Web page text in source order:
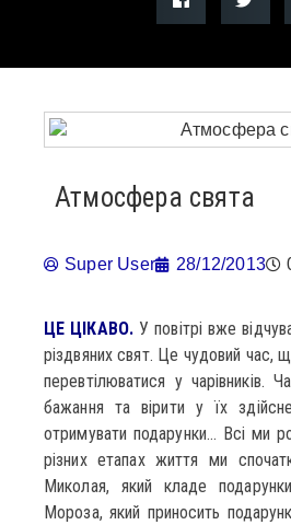
Атмосфера свята
Super User 28/12/2013
ЦЕ ЦІКАВО.У повітрі вже
різдвяних свят. Це чудовий час,
перевтілюватися у чарівників.
бажання та вірити у їх
отримувати подарунки… Всі ми
різних етапах життя ми
Миколая, який кладе
Мороза, який приносить